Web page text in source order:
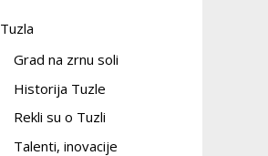
Tuzla
Grad na zrnu soli
Historija Tuzle
Rekli su o Tuzli
Talenti, inovacije